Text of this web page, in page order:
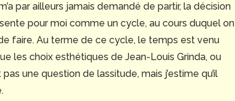
par ailleurs jamais demandé de partir, la décision
pour moi comme un cycle, au cours duquel on
faire. Au terme de ce cycle, le temps est venu
les choix esthétiques de Jean-Louis Grinda, ou
une question de lassitude, mais j’estime qu’il